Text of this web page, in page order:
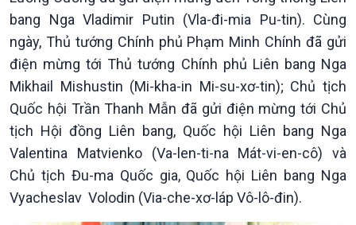
Chính trị
Tin Chính trị
Chính phủ với người dân
Quốc hội với cử tri
Xây dựng đảng
Đảng trong cuộc sống
Nhận diện sự thật
Pháp luật và đời sống
Thế giới
Tin thế giới
Vấn đề quốc tế
Hồ sơ sự kiện quốc tế
Thế giới & Việt Nam
Biên cương - Một dải vững
bền
bang Nga Vladimir Putin (Vla-đi-mia Pu-tin). Cùng
ngày, Thủ tướng Chính phủ Phạm Minh Chính đã gửi
điện mừng tới Thủ tướng Chính phủ Liên bang Nga
Mikhail Mishustin (Mi-kha-in Mi-su-xơ-tin); Chủ tịch
Quốc hội Trần Thanh Mẫn đã gửi điện mừng tới Chủ
tịch Hội đồng Liên bang, Quốc hội Liên bang Nga
Valentina Matvienko (Va-len-ti-na Mát-vi-en-cô) và
Chủ tịch Đu-ma Quốc gia, Quốc hội Liên bang Nga
Vyacheslav Volodin (Via-che-xơ-láp Vô-lô-đin).